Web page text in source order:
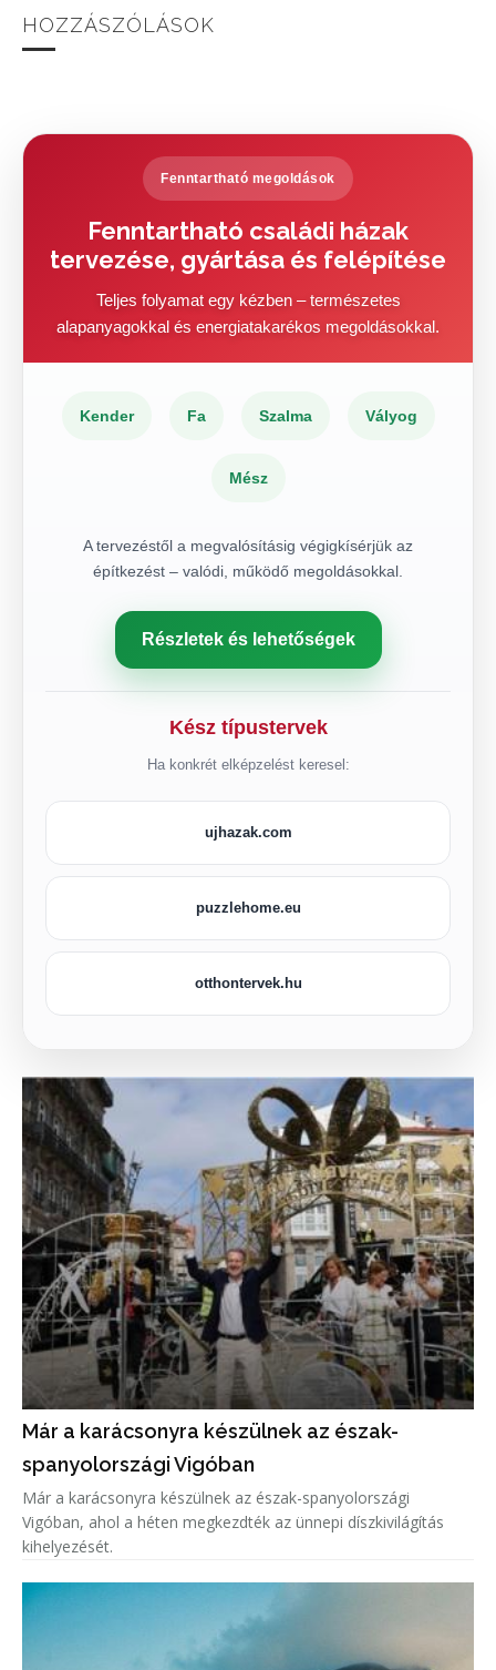
HOZZÁSZÓLÁSOK
Fenntartható megoldások
Fenntartható családi házak
tervezése, gyártása és felépítése
Teljes folyamat egy kézben – természetes
alapanyagokkal és energiatakarékos megoldásokkal.
Kender Fa Szalma Vályog
Mész
A tervezéstől a megvalósításig végigkísérjük az
építkezést – valódi, működő megoldásokkal.
Részletek és lehetőségek
Kész típustervek
Ha konkrét elképzelést keresel:
ujhazak.com
puzzlehome.eu
otthontervek.hu
Már a karácsonyra készülnek az észak-
spanyolországi Vigóban
Már a karácsonyra készülnek az észak-spanyolországi
Vigóban, ahol a héten megkezdték az ünnepi díszkivilágítás
kihelyezését.